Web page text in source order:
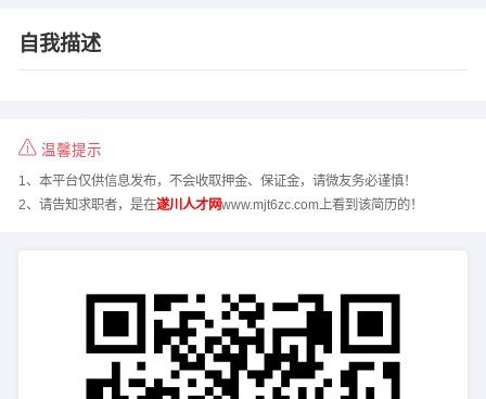
自我描述
温馨提示
1、本平台仅供信息发布，不会收取押金、保证金，请微友务必谨慎！
2、请告知求职者，是在遂川人才网www.mjt6zc.com上看到该简历的！